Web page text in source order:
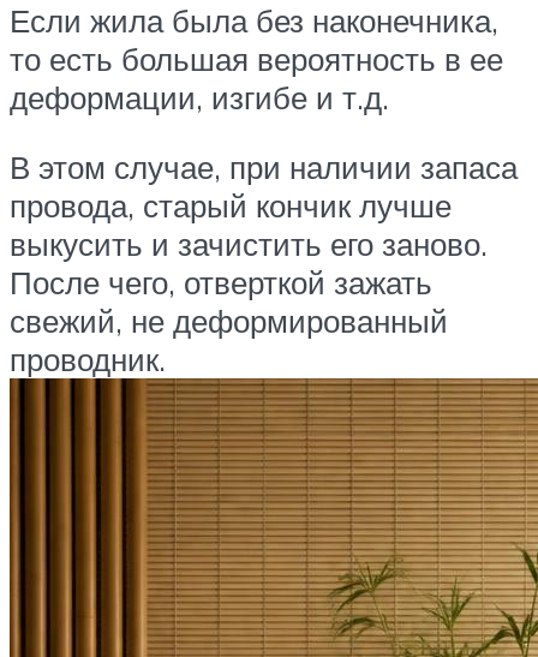
Если жила была без наконечника,
то есть большая вероятность в ее
деформации, изгибе и т.д.
В этом случае, при наличии запаса
провода, старый кончик лучше
выкусить и зачистить его заново.
После чего, отверткой зажать
свежий, не деформированный
проводник.